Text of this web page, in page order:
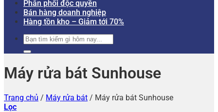
Phân phối độc quyền
Bán hàng doanh nghiệp
Hàng tồn kho – Giảm tới 70%
Tìm
kiếm:
Máy rửa bát Sunhouse
Trang chủ / Máy rửa bát / Máy rửa bát Sunhouse
Lọc